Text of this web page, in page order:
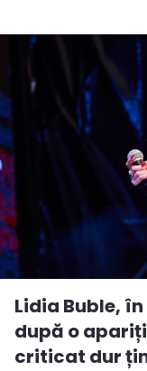
Lidia Buble,
după o
criticat dur